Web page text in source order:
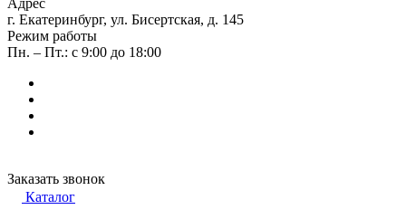
Адрес
г. Екатеринбург, ул. Бисертская, д. 145
Режим работы
Пн. – Пт.: с 9:00 до 18:00
Заказать звонок
Каталог